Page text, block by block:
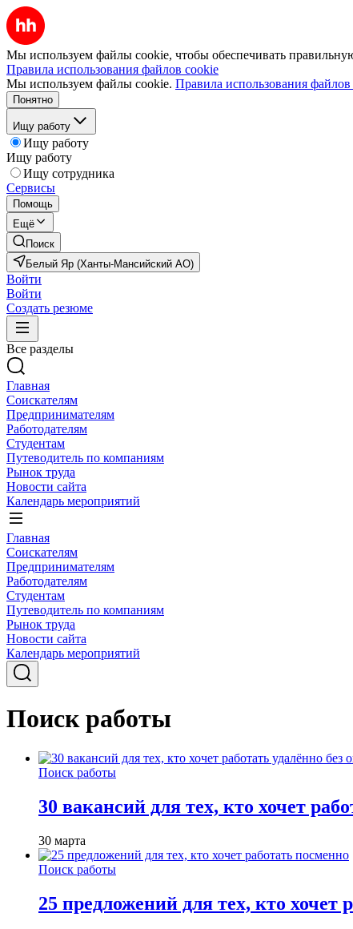
Мы используем файлы cookie, чтобы обеспечивать
Правила использования файлов cookie
Мы используем файлы cookie. Правила использования
Понятно
Ищу работу
Ищу работу
Ищу работу
Ищу сотрудника
Сервисы
Помощь
Ещё
Поиск
Белый Яр (Ханты-Мансийский АО)
Войти
Войти
Создать резюме
Все разделы
Главная
Соискателям
Предпринимателям
Работодателям
Студентам
Путеводитель по компаниям
Рынок труда
Новости сайта
Календарь мероприятий
Главная
Соискателям
Предпринимателям
Работодателям
Студентам
Путеводитель по компаниям
Рынок труда
Новости сайта
Календарь мероприятий
Поиск работы
Поиск работы
30 вакансий для тех, кто хочет
30 марта
Поиск работы
25 предложений для тех, кто хочет